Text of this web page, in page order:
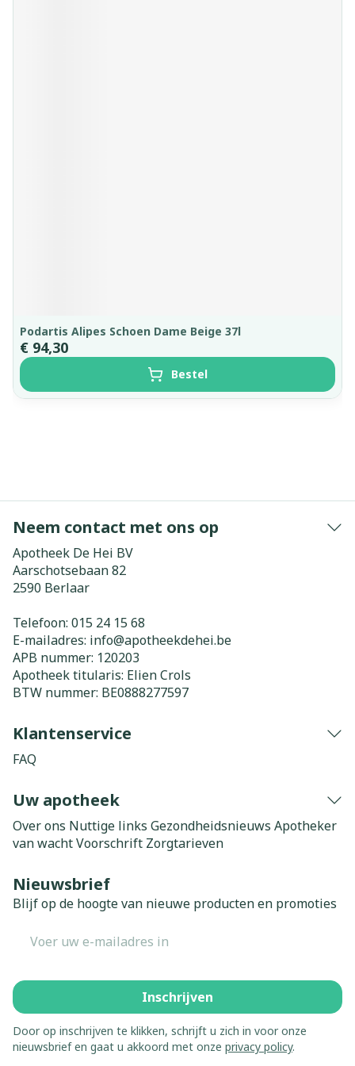
Podartis Alipes Schoen Dame Beige 37l
€ 94,30
Bestel
Neem contact met ons op
Apotheek De Hei BV
Aarschotsebaan 82
2590 Berlaar
Telefoon: 015 24 15 68
E-mailadres: info@apotheekdehei.be
APB nummer: 120203
Apotheek titularis: Elien Crols
BTW nummer: BE0888277597
Klantenservice
FAQ
Uw apotheek
Over ons Nuttige links Gezondheidsnieuws Apotheker
van wachtVoorschrift Zorgtarieven
Nieuwsbrief
Blijf op de hoogte van nieuwe producten en promoties
Inschrijven
Door op inschrijven te klikken, schrijft u zich in voor onze
nieuwsbrief en gaat u akkoord met onze privacy policy.